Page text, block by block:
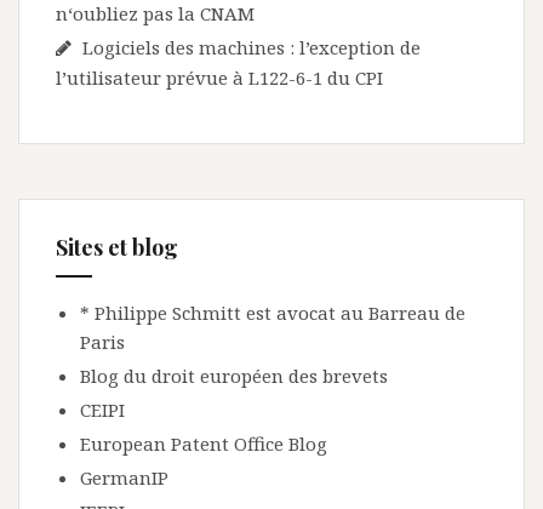
n‘oubliez pas la CNAM
Logiciels des machines : l’exception de
l’utilisateur prévue à L122-6-1 du CPI
Sites et blog
* Philippe Schmitt est avocat au Barreau de
Paris
Blog du droit européen des brevets
CEIPI
European Patent Office Blog
GermanIP